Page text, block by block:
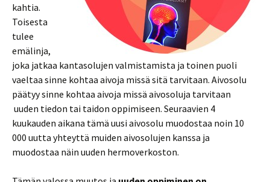
kahtia.
Toisesta
tulee
emälinja,
joka jatkaa kantasolujen valmistamista ja toinen puoli
vaeltaa sinne kohtaa aivoja missä sitä tarvitaan. Aivosolu
päätyy sinne kohtaa aivoja missä aivosoluja tarvitaan
uuden tiedon tai taidon oppimiseen. Seuraavien 4
kuukauden aikana tämä uusi aivosolu muodostaa noin 10
000 uutta yhteyttä muiden aivosolujen kanssa ja
muodostaa näin uuden hermoverkoston.